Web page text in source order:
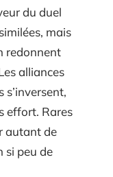
du duel
mais
redonnent
alliances
effort. Rares
autant de
si peu de